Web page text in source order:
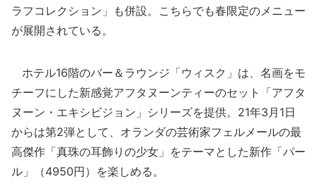
ラフコレクション」も併設。こちらでも春限定のメニュー
が展開されている。
ホテル16階のバー＆ラウンジ「ウィスク」は、名画をモ
チーフにした新感覚アフタヌーンティーのセット「アフタ
ヌーン・エキシビジョン」シリーズを提供。21年3月1日
からは第2弾として、オランダの芸術家フェルメールの最
高傑作「真珠の耳飾りの少女」をテーマとした新作「パー
ル」（4950円）を楽しめる。